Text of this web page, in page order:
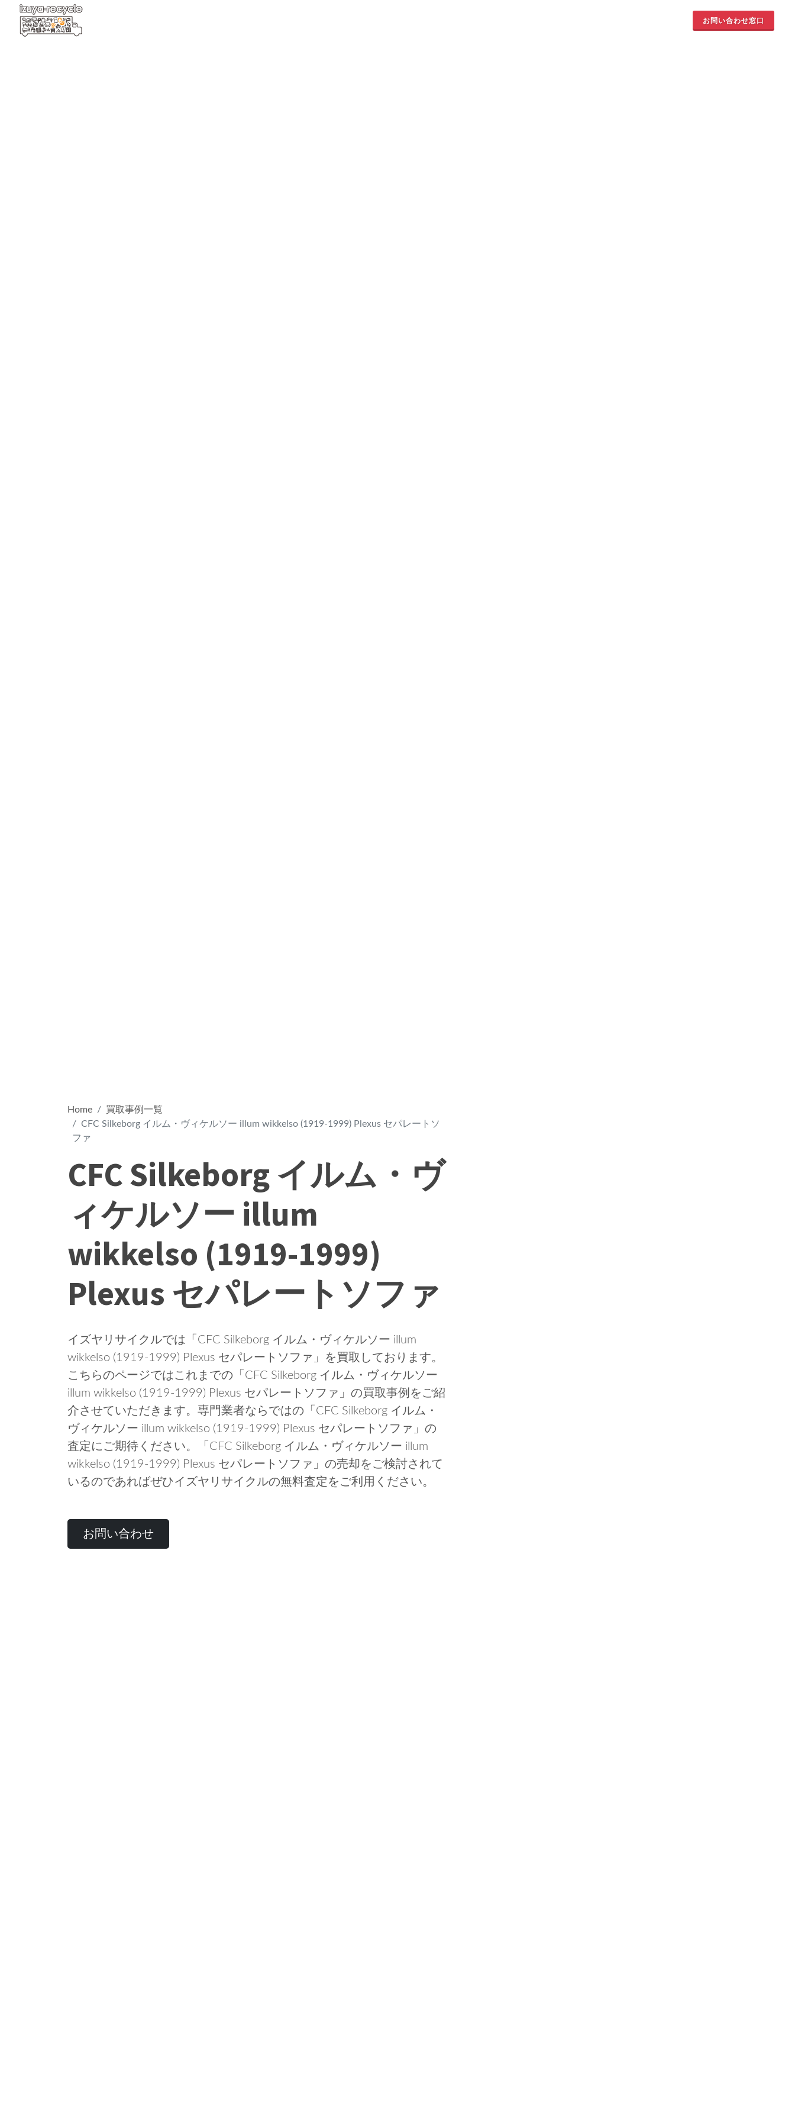
お問い合わせ窓口
Home
買取事例一覧
CFC Silkeborg イルム・ヴィケルソー illum wikkelso (1919-1999) Plexus セパレートソ
ファ
CFC Silkeborg イルム・ヴ
ィケルソー illum
wikkelso (1919-1999)
Plexus セパレートソファ
イズヤリサイクルでは「CFC Silkeborg イルム・ヴィケルソー illum
wikkelso (1919-1999) Plexus セパレートソファ」を買取しております。
こちらのページではこれまでの「CFC Silkeborg イルム・ヴィケルソー
illum wikkelso (1919-1999) Plexus セパレートソファ」の買取事例をご紹
介させていただきます。専門業者ならではの「CFC Silkeborg イルム・
ヴィケルソー illum wikkelso (1919-1999) Plexus セパレートソファ」の
査定にご期待ください。「CFC Silkeborg イルム・ヴィケルソー illum
wikkelso (1919-1999) Plexus セパレートソファ」の売却をご検討されて
いるのであればぜひイズヤリサイクルの無料査定をご利用ください。
お問い合わせ